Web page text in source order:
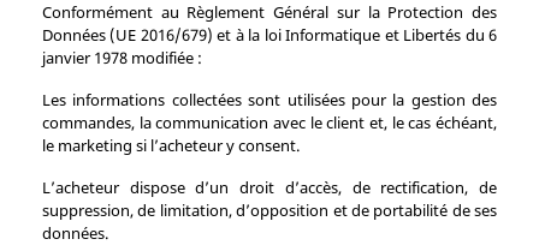
Conformément au Règlement Général sur la Protection des
Données (UE 2016/679) et à la loi Informatique et Libertés du 6
janvier 1978 modifiée :
Les informations collectées sont utilisées pour la gestion des
commandes, la communication avec le client et, le cas échéant,
le marketing si l’acheteur y consent.
L’acheteur dispose d’un droit d’accès, de rectification, de
suppression, de limitation, d’opposition et de portabilité de ses
données.